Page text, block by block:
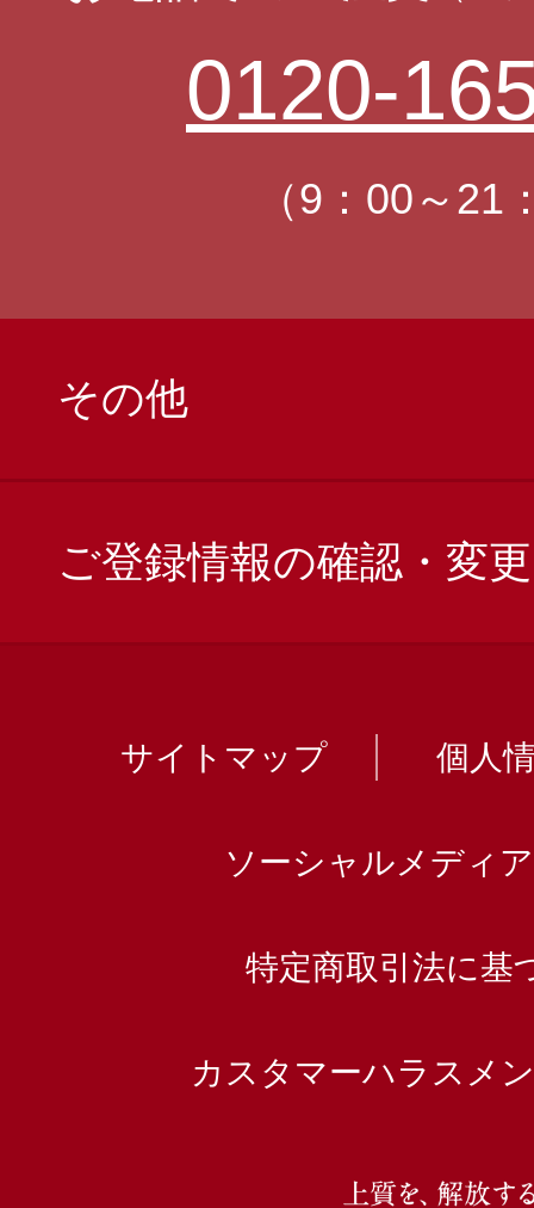
0120-
（9：00～21
その他
ご登録情報の確認・変更
サイトマップ 個人
ソーシャルメディ
特定商取引法に基
カスタマーハラスメ